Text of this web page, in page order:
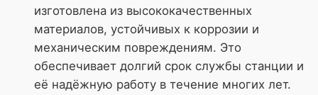
изготовлена из высококачественных
материалов, устойчивых к коррозии и
механическим повреждениям. Это
обеспечивает долгий срок службы станции и
её надёжную работу в течение многих лет.